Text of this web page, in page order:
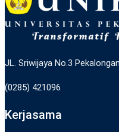
JL. Sriwijaya No.3 Pekalongan
(0285) 421096
Kerjasama